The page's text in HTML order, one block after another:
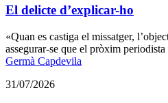
El delicte d’explicar-ho
«Quan es castiga el missatger,
assegurar-se que el pròxim
Germà Capdevila
31/07/2026